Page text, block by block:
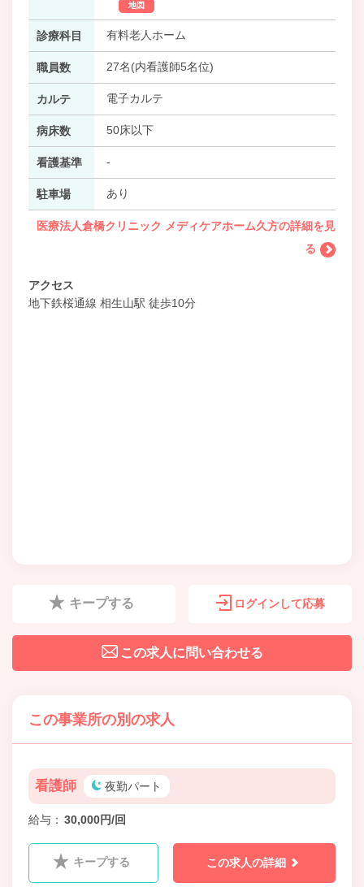
地図
診療科目 有料老人ホーム
職員数 27名(内看護師5名位)
カルテ 電子カルテ
病床数 50床以下
看護基準 -
駐車場 あり
医療法人倉橋クリニック メディケアホーム久方の詳細を見
る
アクセス
地下鉄桜通線 相生山駅 徒歩10分
キープする ログインして応募
この求人に問い合わせる
この事業所の別の求人
看護師 夜勤パート
給与 30,000円/回
キープする この求人の詳細